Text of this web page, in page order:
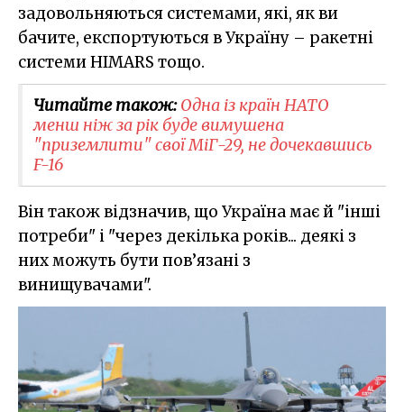
задовольняються системами, які, як ви
бачите, експортуються в Україну – ракетні
системи HIMARS тощо.
Читайте також:Одна із країн НАТО
менш ніж за рік буде вимушена
"приземлити" свої МіГ-29, не дочекавшись
F-16
Він також відзначив, що Україна має й "інші
потреби" і "через декілька років... деякі з
них можуть бути пов’язані з
винищувачами".